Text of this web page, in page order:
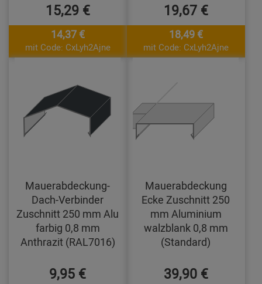
15,29 €
14,37 €
mit Code: CxLyh2Ajne
19,67 €
18,49 €
mit Code: CxLyh2Ajne
Mauerabdeckung-
Dach-Verbinder
Zuschnitt 250 mm Alu
farbig 0,8 mm
Anthrazit (RAL7016)
9,95 €
Mauerabdeckung
Ecke Zuschnitt 250
mm Aluminium
walzblank 0,8 mm
(Standard)
39,90 €